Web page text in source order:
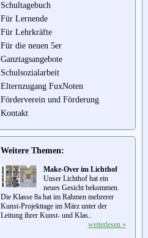
Schultagebuch
Für Lernende
Für Lehrkräfte
Für die neuen 5er
Ganztagsangebote
Schulsozialarbeit
Elternzugang FuxNoten
Förderverein und Förderung
Kontakt
Weitere Themen:
Make-Over im Lichthof
Unser Lichthof hat ein
neues Gesicht bekommen.
Die Klasse 8a hat im Rahmen mehrerer
Kunst-Projekttage im März unter der
Leitung ihrer Kunst- und Klas..
weiterlesen »